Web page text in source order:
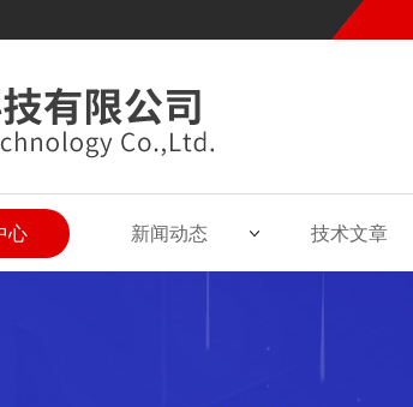
心 新闻动态 技术文章